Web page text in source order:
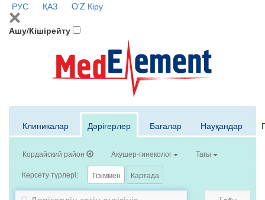
РУС ҚАЗ O'Z Кіру
Ашу/Кішірейту
Клиникалар Дәрігерлер Бағалар Науқандар
Кордайский район Акушер-гинеколог Тағы
Көрсету түрлері: Тізіммен Картада